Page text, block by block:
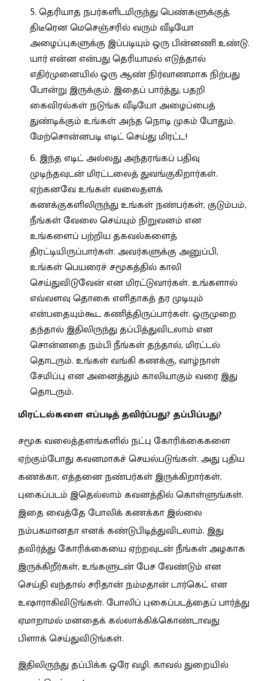
தெரியாத நபர்களிடமிருந்து பெண்களுக்குத்
திடீரென மெசெஞ்சரில் வரும் வீடியோ
அழைப்புகளுக்கு இப்படியும் ஒரு பின்னணி உண்டு.
யார் என்ன என்பது தெரியாமல் எடுத்தால்
எதிர்முனையில் ஒரு ஆண் நிர்வாணமாக நிற்பது
போன்று இருக்கும். இதைப் பார்த்து, பதறி
கைவிரல்கள் நடுங்க வீடியோ அழைப்பைத்
துண்டிக்கும் உங்கள் அந்த நொடி முகம் போதும்.
மேற்சொன்னபடி எடிட் செய்து மிரட்ட!
இந்த எடிட் அல்லது அந்தரங்கப் பதிவு
முடிந்தவுடன் மிரட்டலைத் துவங்குகிறார்கள்.
ஏற்கனவே உங்கள் வலைதளக்
கணக்குகளிலிருந்து உங்கள் நண்பர்கள், குடும்பம்,
நீங்கள் வேலை செய்யும் நிறுவனம் என
உங்களைப் பற்றிய தகவல்களைத்
திரட்டியிருப்பார்கள். அவர்களுக்கு அனுப்பி,
உங்கள் பெயரைச் சமூகத்தில் காலி
செய்துவிடுவேன் என மிரட்டுவார்கள். உங்களால்
எவ்வளவு தொகை எளிதாகத் தர முடியும்
என்பதையும்கூட கணித்திருப்பார்கள். ஒருமுறை
தந்தால் இதிலிருந்து தப்பித்துவிடலாம் என
சொன்னதை நம்பி நீங்கள் தந்தால், மிரட்டல்
தொடரும். உங்கள் வங்கி கணக்கு, வாழ்நாள்
சேமிப்பு என அனைத்தும் காலியாகும் வரை இது
தொடரும்.
மிரட்டல்களை எப்படித் தவிர்ப்பது? தப்பிப்பது?
சமூக வலைத்தளங்களில் நட்பு கோரிக்கைகளை
ஏற்கும்போது கவனமாகச் செயல்படுங்கள். அது புதிய
கணக்கா, எத்தனை நண்பர்கள் இருக்கிறார்கள்,
புகைப்படம் இதெல்லாம் கவனத்தில் கொள்ளுங்கள்.
இதை வைத்தே போலிக் கணக்கா இல்லை
நம்பகமானதா எனக் கண்டுபிடித்துவிடலாம். இது
தவிர்த்து கோரிக்கையை ஏற்றவுடன் நீங்கள் அழகாக
இருக்கிறீர்கள், உங்களுடன் பேச வேண்டும் என
செய்தி வந்தால் சரிதான் நம்மதான் டார்கெட் என
உஷாராகிவிடுங்கள். போலிப் புகைப்படத்தைப் பார்த்து
ஏமாறாமல் மனதைக் கல்லாக்கிக்கொண்டாவது
பிளாக் செய்துவிடுங்கள்.
இதிலிருந்து தப்பிக்க ஒரே வழி. காவல் துறையில்